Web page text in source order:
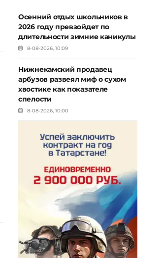
Осенний отдых школьников в
2026 году превзойдет по
длительности зимние каникулы
8-08-2026, 10:09
Нижнекамский продавец
арбузов развеял миф о сухом
хвостике как показателе
спелости
8-08-2026, 10:00